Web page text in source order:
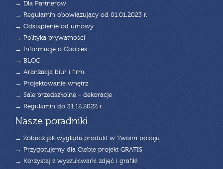
→ Dla Partnerów
→ Regulamin obowiązujący od 01.01.2023 r.
→ Odstąpienie od umowy
→ Polityka prywatności
→ Informacje o Cookies
→ BLOG
→ Aranżacja biur i firm
→ Projektowanie wnętrz
→ Sale przedszkolne - dekoracje
→ Regulamin do 31.12.2022 r.
Nasze poradniki
→ Zobacz jak wygląda produkt w Twoim pokoju
→ Przygotujemy dla Ciebie projekt GRATIS
→ Korzystaj z wyszukiwarki zdjęć i grafik!